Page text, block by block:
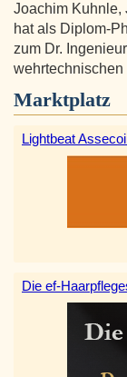
Joachim Kuhnle,
hat als Diplom-
zum Dr.
wehrtechnischen
Marktplatz
Lightbeat
Die ef-